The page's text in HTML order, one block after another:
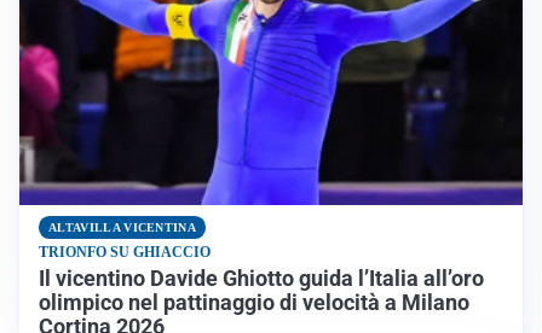
ALTAVILLA VICENTINA
TRIONFO SU GHIACCIO
Il vicentino Davide Ghiotto guida l’Italia all’oro
olimpico nel pattinaggio di velocità a Milano
Cortina 2026